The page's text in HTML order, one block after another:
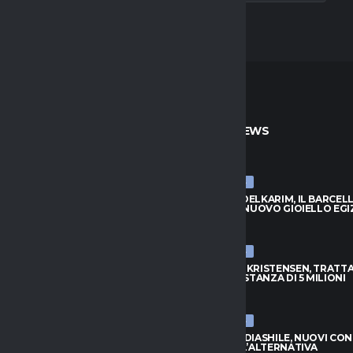
ULTIME NEWS
ULTIME NEWS
HAMZA ABDELKARIM, IL
SCOPRE IL NUOVO GIOIELLO
ULTIME NEWS
ATALANTA-KRISTENSEN,
APERTA: DISTANZA DI 5 MILIONI
ULTIME NEWS
NAPOLI-BADIASHILE, NUOVI
AGUERD È L’ALTERNATIVA